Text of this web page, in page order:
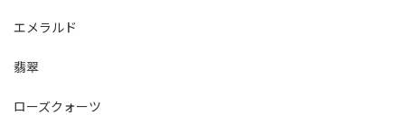
エメラルド
翡翠
ローズクォーツ